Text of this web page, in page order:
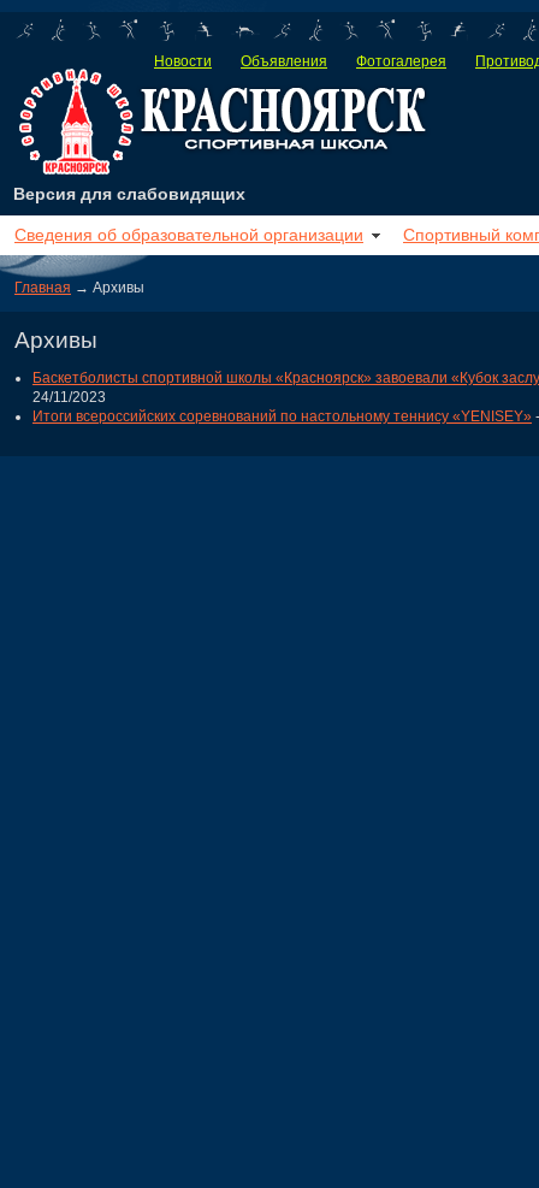
Новости Объявления Фотогалерея
Версия для слабовидящих
Сведения об образовательной организации Спортивный
Главная → Архивы
Архивы
Баскетболисты спортивной школы «Красноярск» завоевали «Кубок
24/11/2023
Итоги всероссийских соревнований по настольному теннису «YENISEY»